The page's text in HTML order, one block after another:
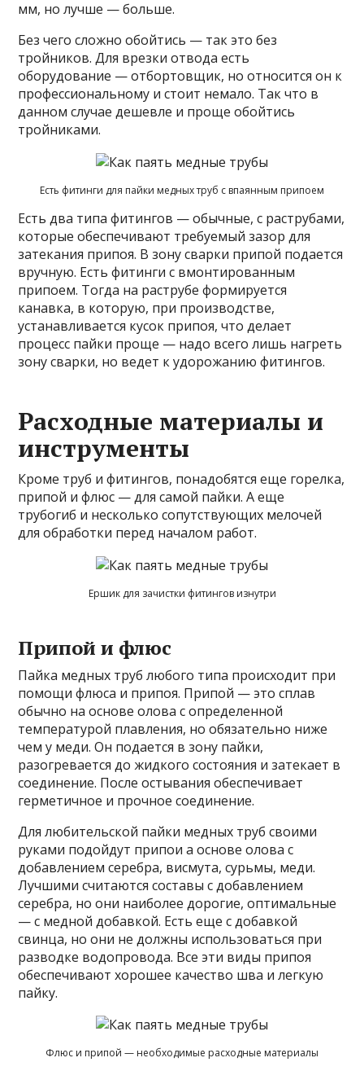
мм, но лучше — больше.
Без чего сложно обойтись — так это без
тройников. Для врезки отвода есть
оборудование — отбортовщик, но относится он к
профессиональному и стоит немало. Так что в
данном случае дешевле и проще обойтись
тройниками.
Есть фитинги для пайки медных труб с впаянным припоем
Есть два типа фитингов — обычные, с раструбами,
которые обеспечивают требуемый зазор для
затекания припоя. В зону сварки припой подается
вручную. Есть фитинги с вмонтированным
припоем. Тогда на раструбе формируется
канавка, в которую, при производстве,
устанавливается кусок припоя, что делает
процесс пайки проще — надо всего лишь нагреть
зону сварки, но ведет к удорожанию фитингов.
Расходные материалы и
инструменты
Кроме труб и фитингов, понадобятся еще горелка,
припой и флюс — для самой пайки. А еще
трубогиб и несколько сопутствующих мелочей
для обработки перед началом работ.
Ершик для зачистки фитингов изнутри
Припой и флюс
Пайка медных труб любого типа происходит при
помощи флюса и припоя. Припой — это сплав
обычно на основе олова с определенной
температурой плавления, но обязательно ниже
чем у меди. Он подается в зону пайки,
разогревается до жидкого состояния и затекает в
соединение. После остывания обеспечивает
герметичное и прочное соединение.
Для любительской пайки медных труб своими
руками подойдут припои а основе олова с
добавлением серебра, висмута, сурьмы, меди.
Лучшими считаются составы с добавлением
серебра, но они наиболее дорогие, оптимальные
— с медной добавкой. Есть еще с добавкой
свинца, но они не должны использоваться при
разводке водопровода. Все эти виды припоя
обеспечивают хорошее качество шва и легкую
пайку.
Флюс и припой — необходимые расходные материалы